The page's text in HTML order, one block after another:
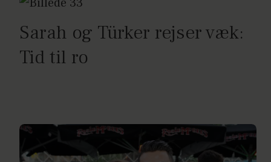
Sarah og Türker rejser væk:
Tid til ro